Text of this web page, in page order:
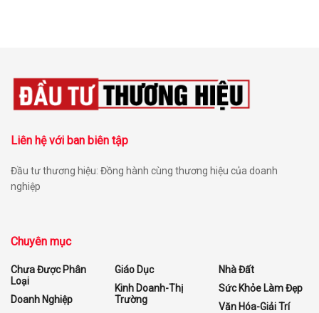
Liên hệ với ban biên tập
Đầu tư thương hiệu: Đồng hành cùng thương hiệu của doanh
nghiệp
Chuyên mục
Chưa Được Phân
Loại
Doanh Nghiệp
Giáo Dục
Kinh Doanh-Thị
Trường
Nhà Đất
Sức Khỏe Làm Đẹp
Văn Hóa-Giải Trí